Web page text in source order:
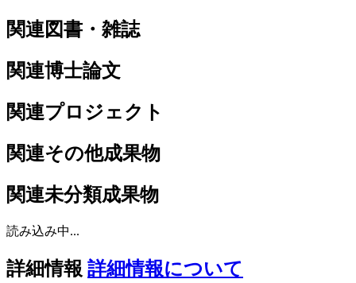
関連図書・雑誌
関連博士論文
関連プロジェクト
関連その他成果物
関連未分類成果物
読み込み中...
詳細情報 詳細情報について